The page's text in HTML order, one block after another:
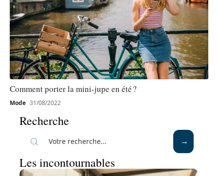
Comment porter la mini-jupe en été ?
Mode 31/08/2022
Recherche
Les incontournables